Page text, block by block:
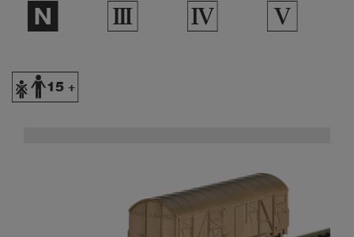
$ 3 4 5
Y